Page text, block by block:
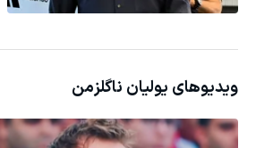
ویدیوهای یولیان ناگلزمن